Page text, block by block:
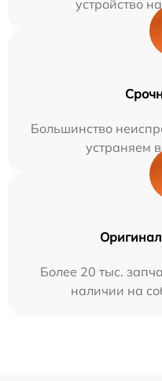
устройство
Большинство
устраняем
Более 20 тыс.
наличии на